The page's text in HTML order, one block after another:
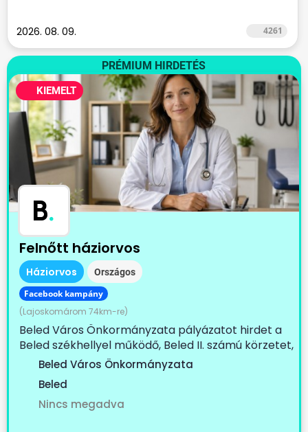
2026. 08. 09. 4261
PRÉMIUM HIRDETÉS
KIEMELT
B.
Felnőtt háziorvos
Háziorvos Országos
Facebook kampány
(Lajoskomárom 74km-re)
Beled Város Önkormányzata pályázatot hirdet a
Beled székhellyel működő, Beled II. számú körzetet,
Cirák...Beled Város Önkormányzata
Beled
Nincs megadva